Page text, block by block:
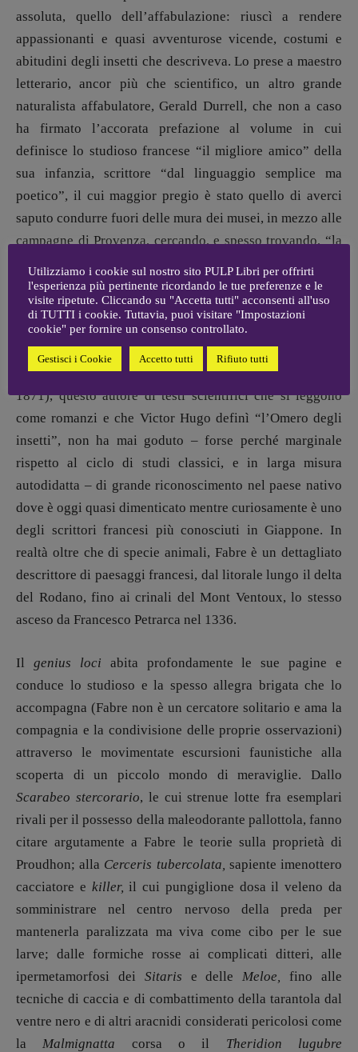
[fabio.malagnini@gmail.
Coordinamento Pulp for kids e social
media:
Valentina Marcoli
[valentina.marcoli@gmail.com]
ARCHIVIO E AUTORI
assoluta, quello dell’affabulazione: riuscì a rendere
appassionanti e quasi avventurose vicende, costumi e
abitudini degli insetti che descriveva. Lo prese a maestro
letterario, ancor più che scientifico, un altro grande
naturalista affabulatore, Gerald Durrell, che non a caso
ha firmato l’accorata prefazione al volume in cui
definisce lo studioso francese “il migliore amico” della
sua infanzia, scrittore “dal linguaggio semplice ma
poetico”, il cui maggior pregio è stato quello di averci
saputo condurre fuori delle mura dei musei, in mezzo alle
campagne di Provenza, cercando, e spesso trovando, “la
Docente di fisica nello stesso liceo di Avignone dove
Stéphan Mallarmé insegnava inglese, amico personale di
John Stuart Mill, strenuo paladino della causa femminista
(l’aspra polemica col clero gli costò la cattedra nel
1871), questo autore di testi scientifici che si leggono
come romanzi e che Victor Hugo definì “l’Omero degli
insetti”, non ha mai goduto – forse perché marginale
rispetto al ciclo di studi classici, e in larga misura
autodidatta – di grande riconoscimento nel paese nativo
dove è oggi quasi dimenticato mentre curiosamente è uno
degli scrittori francesi più conosciuti in Giappone. In
realtà oltre che di specie animali, Fabre è un dettagliato
descrittore di paesaggi francesi, dal litorale lungo il delta
del Rodano, fino ai crinali del Mont Ventoux, lo stesso
asceso da Francesco Petrarca nel 1336.
Il genius loci abita profondamente le sue pagine e
conduce lo studioso e la spesso allegra brigata che lo
accompagna (Fabre non è un cercatore solitario e ama la
compagnia e la condivisione delle proprie osservazioni)
attraverso le movimentate escursioni faunistiche alla
scoperta di un piccolo mondo di meraviglie. Dallo
Scarabeo stercorario, le cui strenue lotte fra esemplari
rivali per il possesso della maleodorante pallottola, fanno
citare argutamente a Fabre le teorie sulla proprietà di
Proudhon; alla Cerceris tubercolata, sapiente imenottero
cacciatore e killer, il cui pungiglione dosa il veleno da
somministrare nel centro nervoso della preda per
mantenerla paralizzata ma viva come cibo per le sue
larve; dalle formiche rosse ai complicati ditteri, alle
ipermetamorfosi dei Sitaris e delle Meloe,
fino alle
tecniche di caccia e di combattimento della tarantola dal
ventre nero e di altri aracnidi considerati pericolosi come
la Malmignatta corsa o il Theridion lugubre
Utilizziamo i cookie sul nostro sito PULP Libri per offrirti
l'esperienza più pertinente ricordando le tue preferenze e le
visite ripetute. Cliccando su "Accetta tutti" acconsenti all'uso
di TUTTI i cookie. Tuttavia, puoi visitare "Impostazioni
cookie" per fornire un consenso controllato.
Gestisci i Cookie Accetto tutti Rifiuto tutti